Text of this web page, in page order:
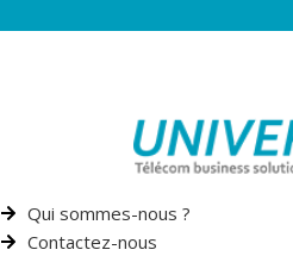
Qui sommes-nous ?
Contactez-nous